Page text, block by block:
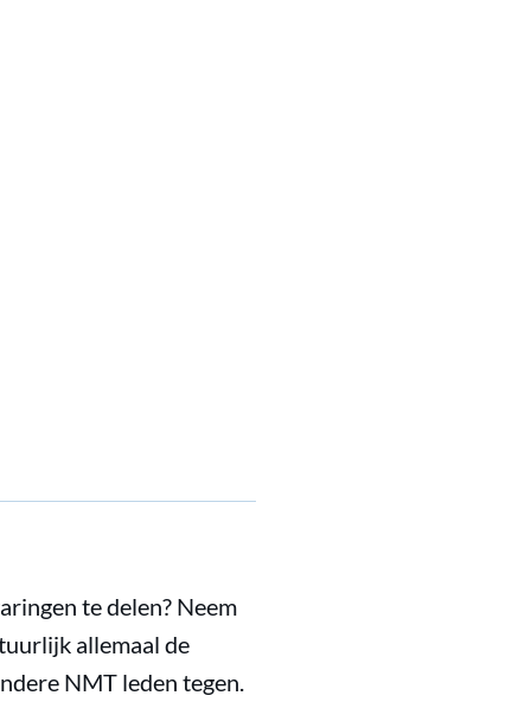
te delen? Neem
allemaal de
NMT leden tegen.